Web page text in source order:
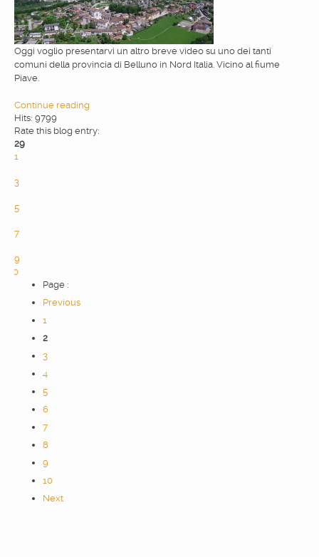
Oggi voglio presentarvi un altro breve video su uno dei tanti
comuni della provincia di Belluno in Nord Italia. Vicino al fiume
Piave.
Continue reading
Hits: 9799
Rate this blog entry:
29
1
3
5
7
9
10
Page :
Previous
1
2
3
4
5
6
7
8
9
10
Next